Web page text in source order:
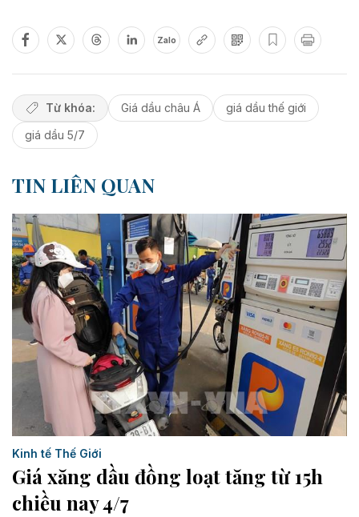
Zalo
Từ khóa: Giá dầu châu Á
giá dầu thế giới
giá dầu 5/7
TIN LIÊN QUAN
Kinh tế Thế Giới
Giá xăng dầu đồng loạt tăng từ 15h
chiều nay 4/7